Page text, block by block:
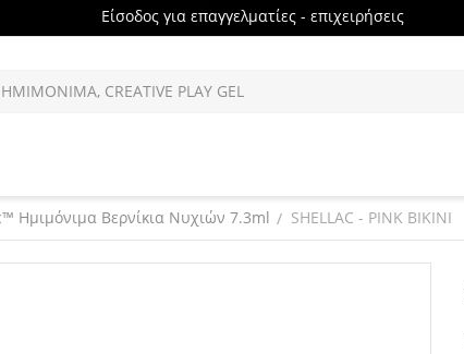
Είσοδος για επαγγελματίες - επιχειρήσεις
Ημιμόνιμα Βερνίκια Νυχιών 7.3ml / SHELLAC - PINK BIKINI